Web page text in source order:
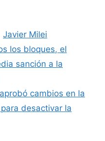
Javier Milei
los bloques, el
sanción a la
cambios en la
desactivar la